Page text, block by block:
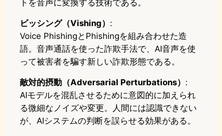
トを音声に変換する技術である。
ビッシング（Vishing） :
Voice PhishingとPhishingを組み合わせた造
語。音声通話を使った詐欺手法で、AI音声を使
って被害者を騙す新しい詐欺形態である。
敵対的摂動（Adversarial Perturbations） :
AIモデルを混乱させるために意図的に加えられ
る微細なノイズや変更。人間には認識できない
が、AIシステムの判断を誤らせる効果がある。